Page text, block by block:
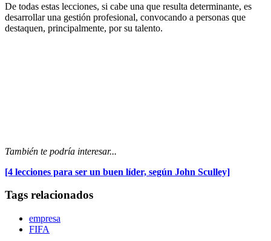
De todas estas lecciones, si cabe una que resulta determinante, es
desarrollar una gestión profesional, convocando a personas que
destaquen, principalmente, por su talento.
También te podría interesar...
[4 lecciones para ser un buen líder, según John Sculley]
Tags relacionados
empresa
FIFA